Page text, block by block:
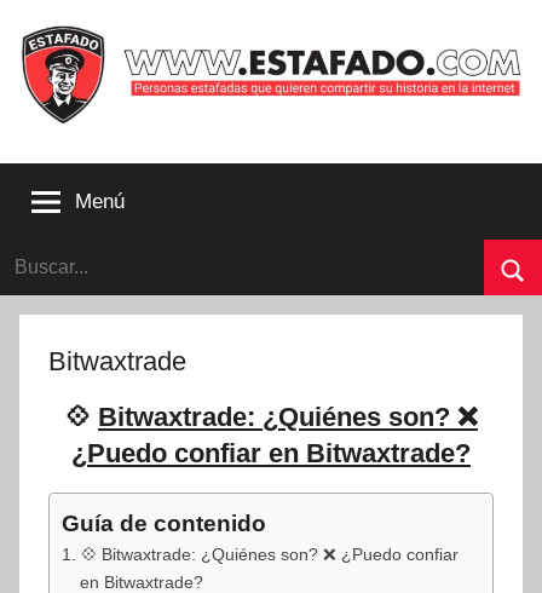
contenido
que
compartir
su
internet
Estafado.com
Menú
Buscar:
Bitwaxtrade
💠 Bitwaxtrade: ¿Quiénes son? ❌
¿Puedo confiar en Bitwaxtrade?
Guía de contenido
💠 Bitwaxtrade: ¿Quiénes son? ❌ ¿Puedo confiar
en Bitwaxtrade?